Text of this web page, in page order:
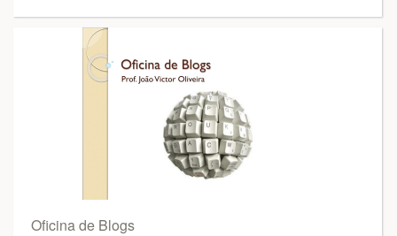
Oficina de Blogs